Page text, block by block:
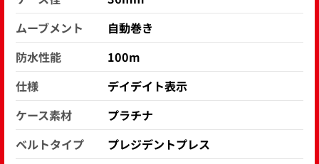
ムーブメント
自動巻き
防水性能
100m
仕様
デイデイト表示
ケース素材
プラチナ
ベルトタイプ
プレジデントプレス